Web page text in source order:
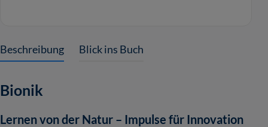
Beschreibung Blick ins Buch
Bionik
Lernen von der Natur – Impulse für Innovation